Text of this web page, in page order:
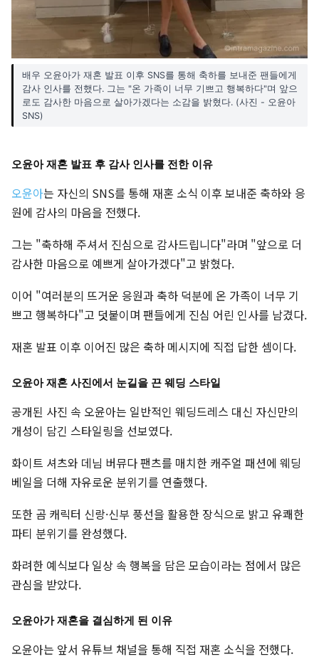
배우 오윤아가 재혼 발표 이후 SNS를 통해 축하를 보내준 팬들에게
감사 인사를 전했다. 그는 "온 가족이 너무 기쁘고 행복하다"며 앞으
로도 감사한 마음으로 살아가겠다는 소감을 밝혔다. (사진 - 오윤아
SNS)
오윤아 재혼 발표 후 감사 인사를 전한 이유
오윤아는 자신의 SNS를 통해 재혼 소식 이후 보내준 축하와 응
원에 감사의 마음을 전했다.
그는 "축하해 주셔서 진심으로 감사드립니다"라며 "앞으로 더
감사한 마음으로 예쁘게 살아가겠다"고 밝혔다.
이어 "여러분의 뜨거운 응원과 축하 덕분에 온 가족이 너무 기
쁘고 행복하다"고 덧붙이며 팬들에게 진심 어린 인사를 남겼다.
재혼 발표 이후 이어진 많은 축하 메시지에 직접 답한 셈이다.
오윤아 재혼 사진에서 눈길을 끈 웨딩 스타일
공개된 사진 속 오윤아는 일반적인 웨딩드레스 대신 자신만의
개성이 담긴 스타일링을 선보였다.
화이트 셔츠와 데님 버뮤다 팬츠를 매치한 캐주얼 패션에 웨딩
베일을 더해 자유로운 분위기를 연출했다.
또한 곰 캐릭터 신랑·신부 풍선을 활용한 장식으로 밝고 유쾌한
파티 분위기를 완성했다.
화려한 예식보다 일상 속 행복을 담은 모습이라는 점에서 많은
관심을 받았다.
오윤아가 재혼을 결심하게 된 이유
오윤아는 앞서 유튜브 채널을 통해 직접 재혼 소식을 전했다.